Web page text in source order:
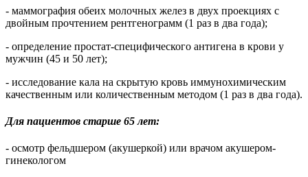
- маммография обеих молочных желез в двух проекциях с
двойным прочтением рентгенограмм (1 раз в два года);
- определение простат-специфического антигена в крови у
мужчин (45 и 50 лет);
- исследование кала на скрытую кровь иммунохимическим
качественным или количественным методом (1 раз в два года).
Для пациентов старше 65 лет:
- осмотр фельдшером (акушеркой) или врачом акушером-
гинекологом